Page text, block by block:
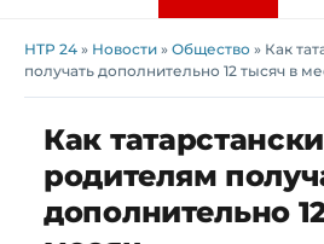
НТР 24 » Новости » Общество » Как
получать дополнительно 12 тысяч в
Как
родителям
дополнительно